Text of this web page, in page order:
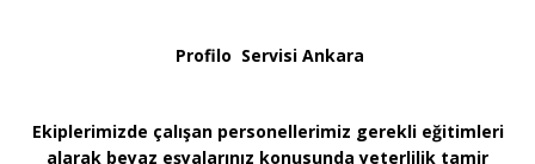
Profilo Servisi Ankara
Ekiplerimizde çalışan personellerimiz gerekli eğitimleri
alarak beyaz eşyalarınız konusunda yeterlilik tamir